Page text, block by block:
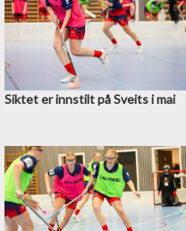
Siktet er innstilt på Sveits i mai